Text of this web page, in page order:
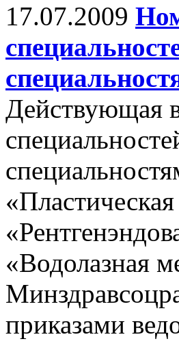
17.07.2009
Действующая
«Водолазная
приказами